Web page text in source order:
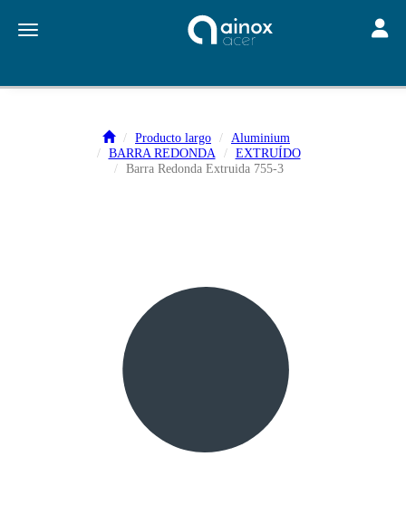
Toggle navigation
Producto largo
Aluminium
BARRA REDONDA
EXTRUÍDO
Barra Redonda Extruida 755-3